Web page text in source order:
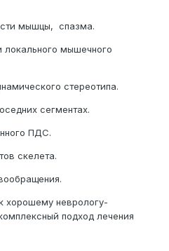
мышцы, спазма.
локального мышечного
стереотипа.
сегментах.
ПДС.
скелета.
хорошему неврологу-
подход лечения